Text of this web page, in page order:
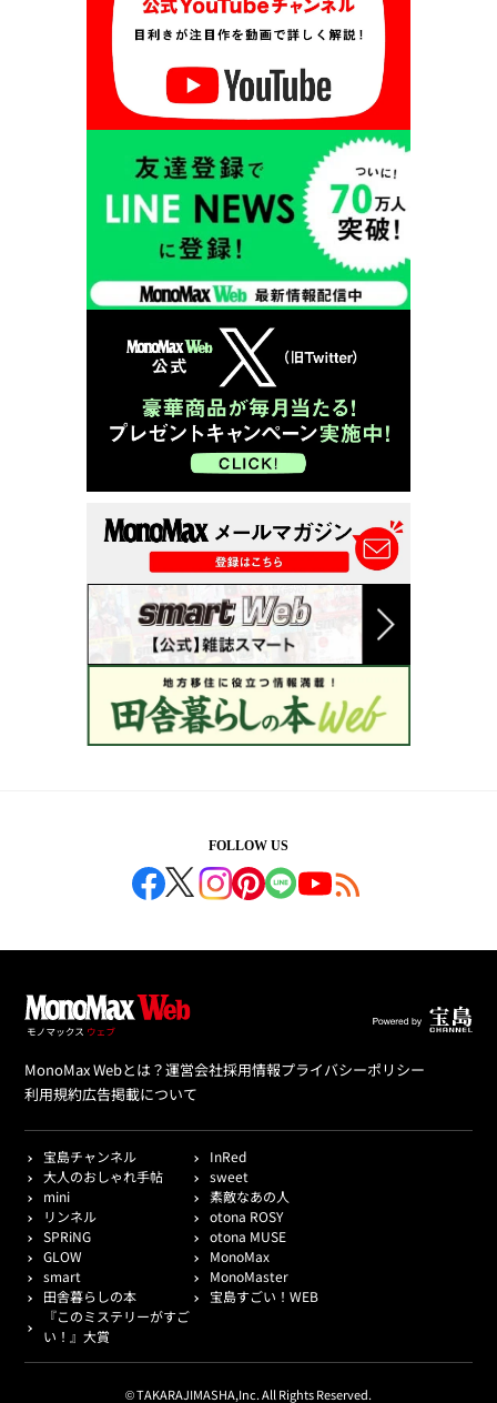
FOLLOW US
MonoMax Webとは？運営会社採用情報プライバシーポリシー
利用規約広告掲載について
宝島チャンネル
InRed
大人のおしゃれ手帖
sweet
mini
素敵なあの人
リンネル
otona ROSY
SPRiNG
otona MUSE
GLOW
MonoMax
smart
MonoMaster
田舎暮らしの本
宝島すごい！WEB
『このミステリーがすご
い！』大賞
© TAKARAJIMASHA,Inc. All Rights Reserved.